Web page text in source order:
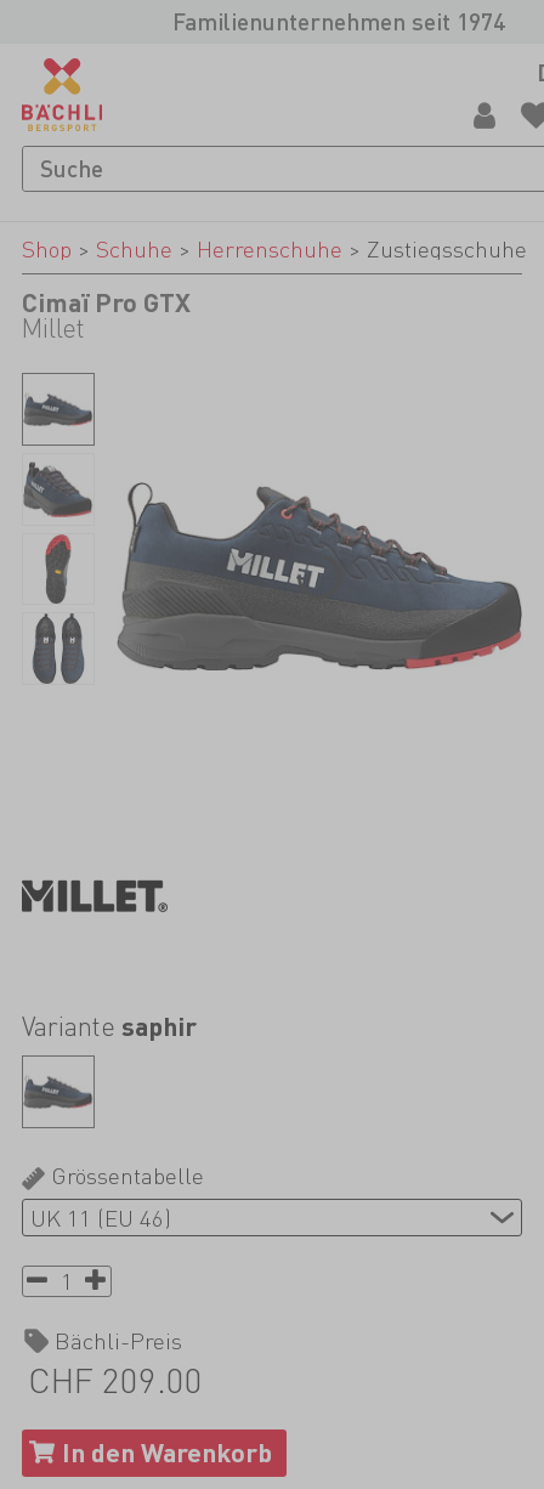
Familienunternehmen seit 1974
Shop > Schuhe > Herrenschuhe > Zustiegsschuhe
Cimaï Pro GTX
Millet
Variante saphir
Grössentabelle
Bächli-Preis
CHF 209.00